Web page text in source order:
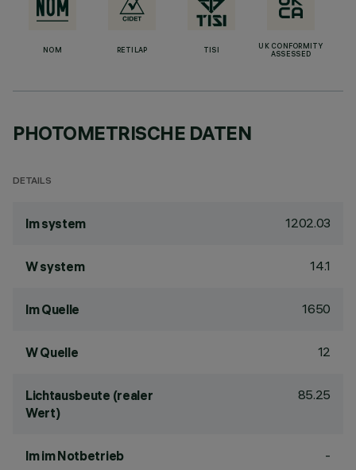
NOM RETILAP TISI
UK CONFORMITY
ASSESSED
PHOTOMETRISCHE DATEN
DETAILS
lm system 1202.03
W system 14.1
lm Quelle 1650
W Quelle 12
Lichtausbeute (realer
Wert)
85.25
lm im Notbetrieb -